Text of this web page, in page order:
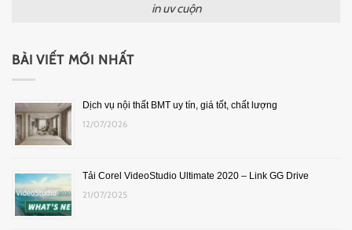
in uv cuộn
BÀI VIẾT MỚI NHẤT
Dịch vụ nội thất BMT uy tín, giá tốt, chất lượng
12/07/2026
Tải Corel VideoStudio Ultimate 2020 – Link GG Drive
21/07/2025